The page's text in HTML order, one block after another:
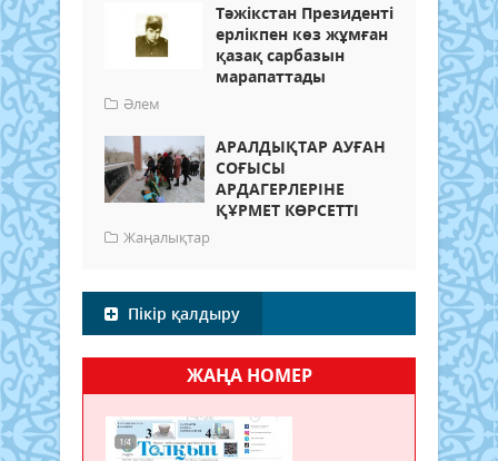
Тәжікстан Президенті
ерлікпен көз жұмған
қазақ сарбазын
марапаттады
Әлем
АРАЛДЫҚТАР АУҒАН
СОҒЫСЫ
АРДАГЕРЛЕРІНЕ
ҚҰРМЕТ КӨРСЕТТІ
Жаңалықтар
Пікір қалдыру
ЖАҢА НОМЕР